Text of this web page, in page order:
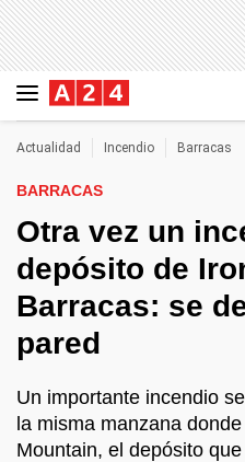
Actualidad Incendio Barracas
BARRACAS
Otra vez un
depósito de
Barracas: se
pared
Un importante incendio
la misma manzana
Mountain, el depósito